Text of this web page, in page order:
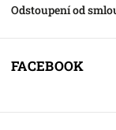
Odstoupení od
FACEBOOK